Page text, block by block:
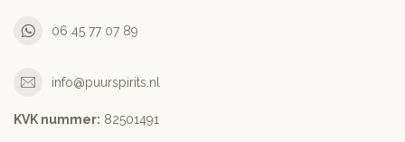
06 45 77 07 89
info@puurspirits.nl
KVK nummer: 82501491